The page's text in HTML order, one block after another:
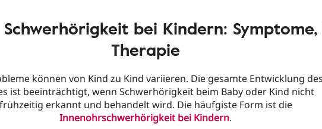
bei Kindern:
Therapie
können von Kind zu Kind variieren. Die gesamte Entwicklung des
ist beeinträchtigt, wenn Schwerhörigkeit beim Baby oder Kind nicht
frühzeitig erkannt und behandelt wird. Die häufgiste Form ist die
Innenohrschwerhörigkeit bei Kindern.